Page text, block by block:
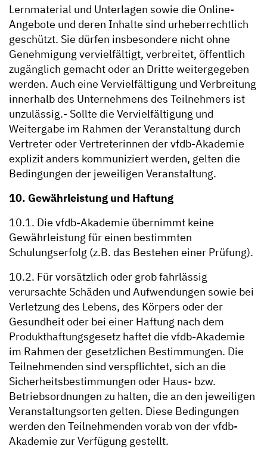
Lernmaterial und Unterlagen sowie die Online-
Angebote und deren Inhalte sind urheberrechtlich
geschützt. Sie dürfen insbesondere nicht ohne
Genehmigung vervielfältigt, verbreitet, öffentlich
zugänglich gemacht oder an Dritte weitergegeben
werden. Auch eine Vervielfältigung und Verbreitung
innerhalb des Unternehmens des Teilnehmers ist
unzulässig.- Sollte die Vervielfältigung und
Weitergabe im Rahmen der Veranstaltung durch
Vertreter oder Vertreterinnen der vfdb-Akademie
explizit anders kommuniziert werden, gelten die
Bedingungen der jeweiligen Veranstaltung.
10. Gewährleistung und Haftung
10.1. Die vfdb-Akademie übernimmt keine
Gewährleistung für einen bestimmten
Schulungserfolg (z.B. das Bestehen einer Prüfung).
10.2. Für vorsätzlich oder grob fahrlässig
verursachte Schäden und Aufwendungen sowie bei
Verletzung des Lebens, des Körpers oder der
Gesundheit oder bei einer Haftung nach dem
Produkthaftungsgesetz haftet die vfdb-Akademie
im Rahmen der gesetzlichen Bestimmungen. Die
Teilnehmenden sind verspflichtet, sich an die
Sicherheitsbestimmungen oder Haus- bzw.
Betriebsordnungen zu halten, die an den jeweiligen
Veranstaltungsorten gelten. Diese Bedingungen
werden den Teilnehmenden vorab von der vfdb-
Akademie zur Verfügung gestellt.